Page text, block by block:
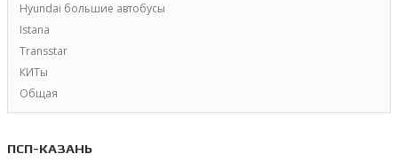
Hyundai большие автобусы
Istana
Transstar
КИТы
Общая
ПСП-КАЗАНЬ